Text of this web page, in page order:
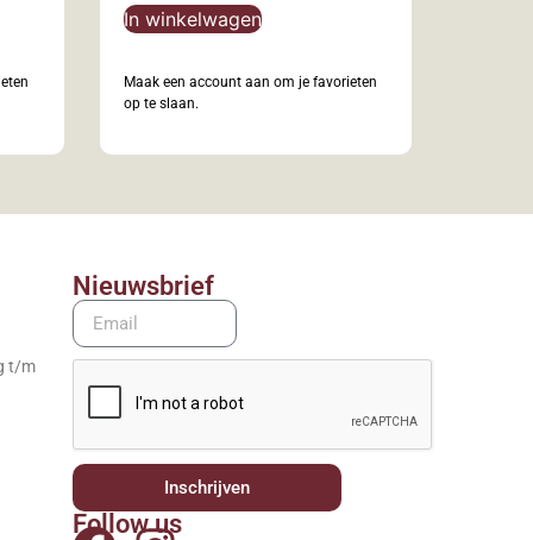
In winkelwagen
Maak een account aan om je favorieten
op te slaan.
t/m
Nieuwsbrief
Inschrijven
Follow us